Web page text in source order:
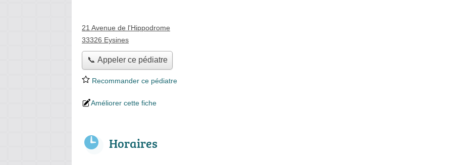
21 Avenue de l'Hippodrome
33326 Eysines
📞 Appeler ce pédiatre
Recommander ce pédiatre
Améliorer cette fiche
Horaires